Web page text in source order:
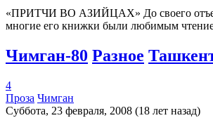
«ПРИТЧИ ВО АЗИЙЦАХ» До своего
многие его книжки были любимым
Чимган-80 Разное
4
Проза Чимган
Суббота, 23 февраля, 2008 (18 лет назад)